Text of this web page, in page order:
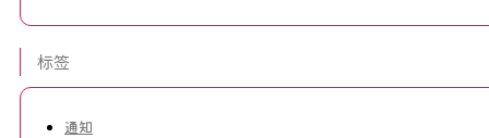
标签
通知